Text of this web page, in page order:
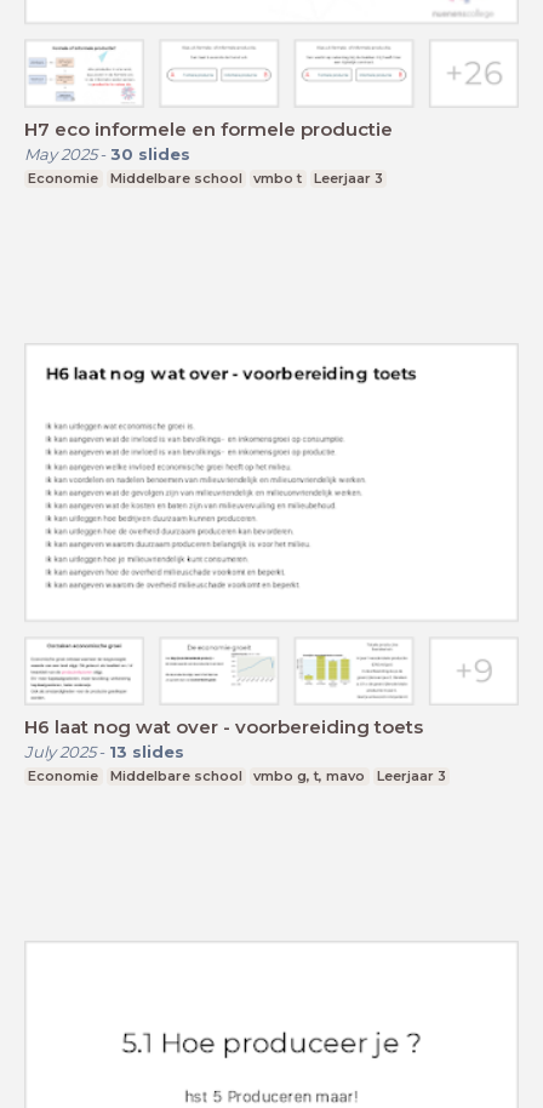
H7 eco informele en formele productie
May 2025- 30 slides
Economie Middelbare school vmbo t Leerjaar 3
H6 laat nog wat over - voorbereiding toets
July 2025- 13 slides
Economie Middelbare school vmbo g, t, mavo Leerjaar 3